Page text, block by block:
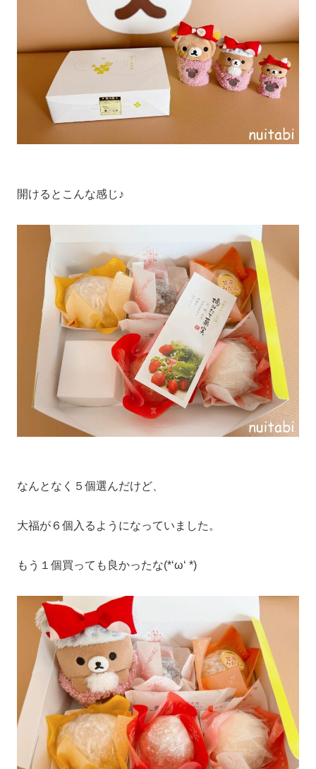
開けるとこんな感じ♪
なんとなく５個選んだけど、
大福が６個入るようになっていました。
もう１個買っても良かったな(*‘ω‘ *)